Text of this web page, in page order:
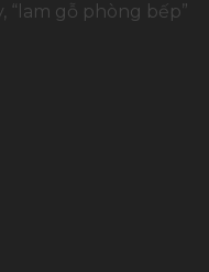
gỗ phòng bếp”